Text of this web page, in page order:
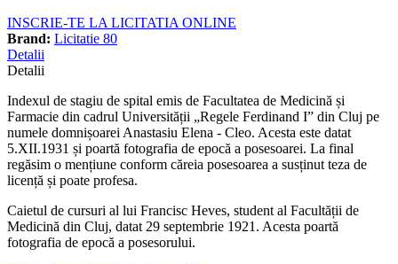
INSCRIE-TE LA LICITATIA ONLINE
Brand: Licitatie 80
Detalii
Detalii
Indexul de stagiu de spital emis de Facultatea de Medicină și
Farmacie din cadrul Universității „Regele Ferdinand I” din Cluj pe
numele domnișoarei Anastasiu Elena - Cleo. Acesta este datat
5.XII.1931 și poartă fotografia de epocă a posesoarei. La final
regăsim o mențiune conform căreia posesoarea a susținut teza de
licență și poate profesa.
Caietul de cursuri al lui Francisc Heves, student al Facultății de
Medicină din Cluj, datat 29 septembrie 1921. Acesta poartă
fotografia de epocă a posesorului.